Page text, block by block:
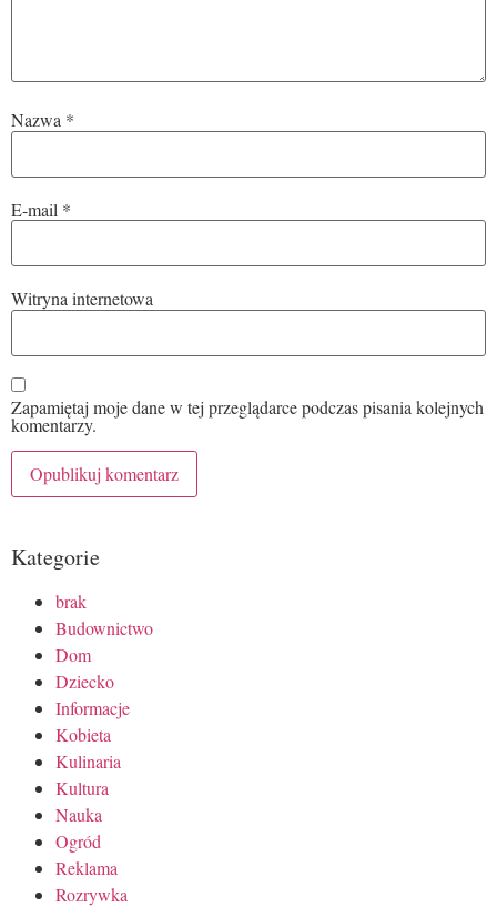
Nazwa *
E-mail *
Witryna internetowa
Zapamiętaj moje dane w tej przeglądarce podczas pisania kolejnych
komentarzy.
Kategorie
brak
Budownictwo
Dom
Dziecko
Informacje
Kobieta
Kulinaria
Kultura
Nauka
Ogród
Reklama
Rozrywka